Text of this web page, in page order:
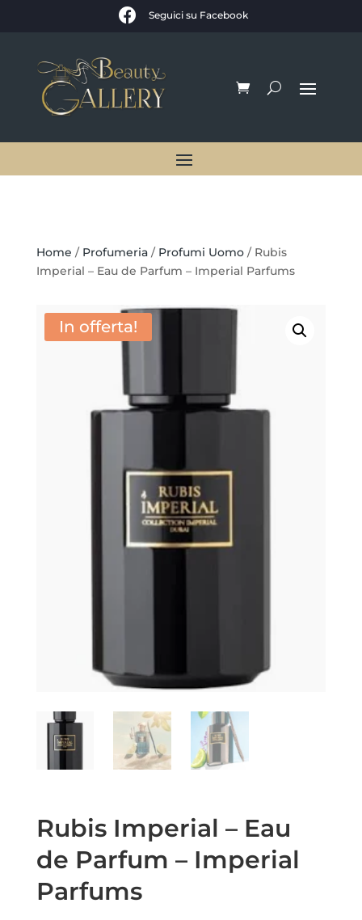
 Seguici su Facebook
Home / Profumeria/ Profumi Uomo/ Rubis
Imperial – Eau de Parfum – Imperial Parfums
In offerta!
Rubis Imperial – Eau
de Parfum – Imperial
Parfums